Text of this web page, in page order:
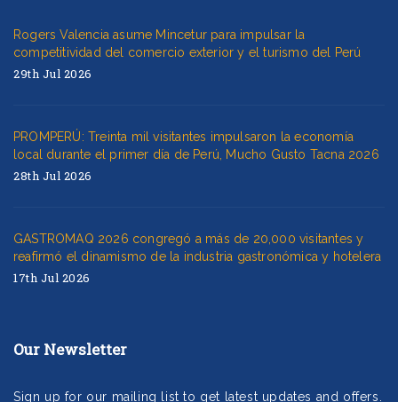
Rogers Valencia asume Mincetur para impulsar la
competitividad del comercio exterior y el turismo del Perú
29th Jul 2026
PROMPERÚ: Treinta mil visitantes impulsaron la economía
local durante el primer día de Perú, Mucho Gusto Tacna 2026
28th Jul 2026
GASTROMAQ 2026 congregó a más de 20,000 visitantes y
reafirmó el dinamismo de la industria gastronómica y hotelera
17th Jul 2026
Our Newsletter
Sign up for our mailing list to get latest updates and offers.